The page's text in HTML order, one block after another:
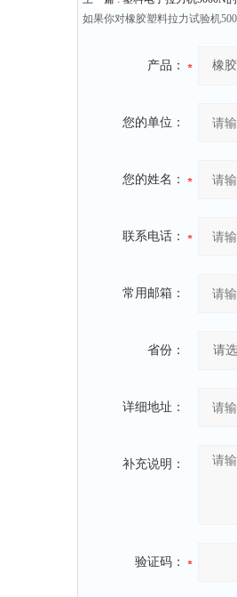
如果你对橡胶塑料拉力试验机
产品：
您的单位：
您的姓名：
联系电话：
常用邮箱：
省份：
详细地址：
补充说明：
验证码：